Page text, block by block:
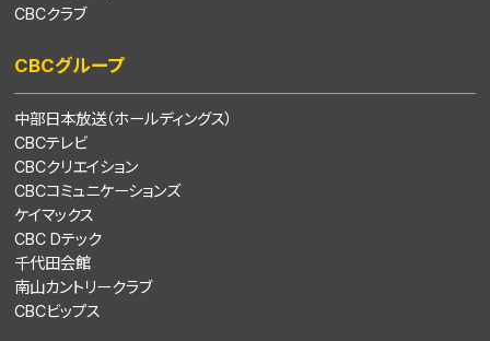
CBCクラブ
CBCグループ
中部日本放送（ホールディングス）
CBCテレビ
CBCクリエイション
CBCコミュニケーションズ
ケイマックス
CBC Dテック
千代田会館
南山カントリークラブ
CBCビップス